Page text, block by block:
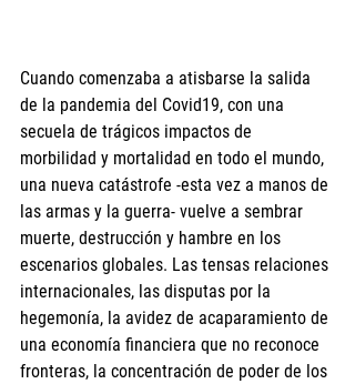
Cuando comenzaba a atisbarse la salida
de la pandemia del Covid19, con una
secuela de trágicos impactos de
morbilidad y mortalidad en todo el mundo,
una nueva catástrofe -esta vez a manos de
las armas y la guerra- vuelve a sembrar
muerte, destrucción y hambre en los
escenarios globales. Las tensas relaciones
internacionales, las disputas por la
hegemonía, la avidez de acaparamiento de
una economía financiera que no reconoce
fronteras, la concentración de poder de los